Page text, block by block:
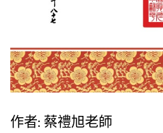
作者: 蔡禮旭老師